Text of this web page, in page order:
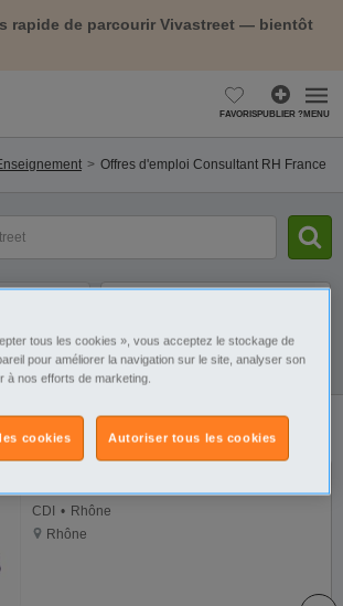
rapide de parcourir Vivastreet — bientôt
FAVORISPUBLIER ?MENU
Offres d'emploi Consultant RH France
Sélectionnez la localisation
Galerie Alerte
d'emploi Consultant RH France
CDI
Rhône
Rhône
tous les cookies », vous acceptez le stockage de
pour améliorer la navigation sur le site, analyser son
à nos efforts de marketing.
Autoriser tous les cookies
cookies